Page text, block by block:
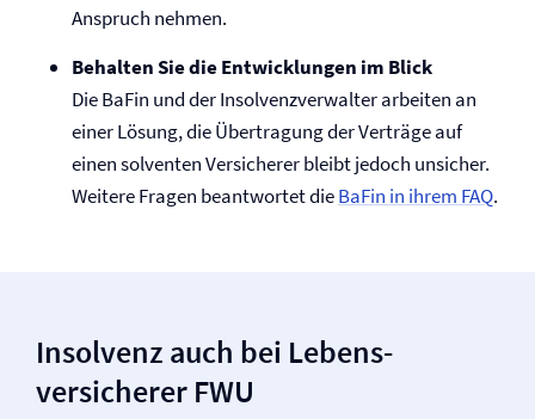
Anspruch nehmen.
Behalten Sie die Entwicklungen im Blick
Die BaFin und der Insolvenzverwalter arbeiten an
einer Lösung, die Übertragung der Verträge auf
einen solventen Versicherer bleibt jedoch unsicher.
Weitere Fragen beantwortet dieBaFin in ihrem FAQ.
Insolvenz auch bei Lebens­
versicherer FWU